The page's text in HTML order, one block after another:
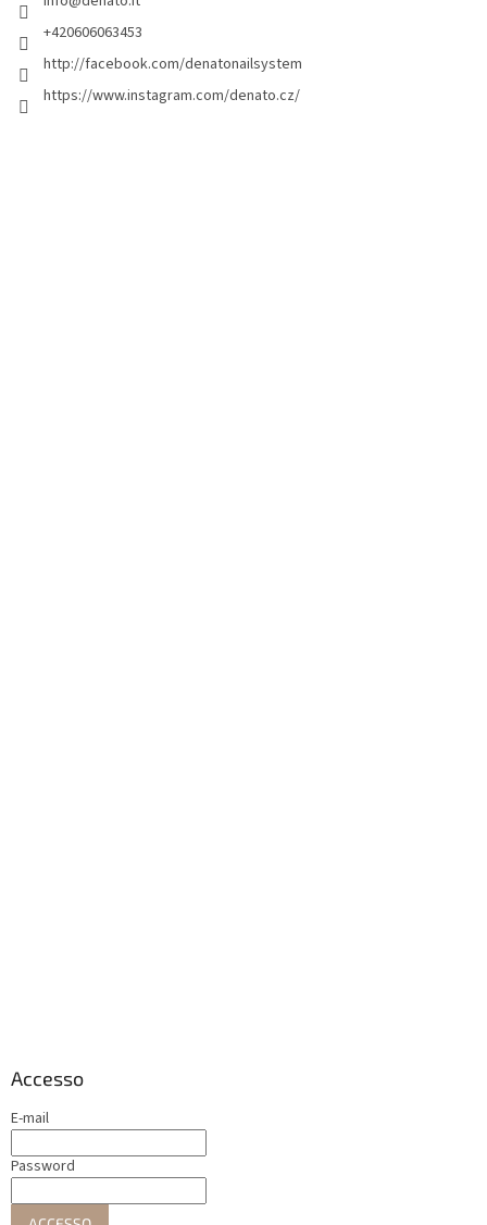
+420606063453
http://facebook.com/denatonailsystem
https://www.instagram.com/denato.cz/
Accesso
E-mail
Password